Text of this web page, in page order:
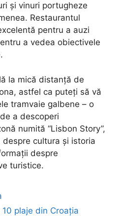
și vinuri portugheze
Restaurantul
pentru a auzi
a vedea obiectivele
la mică distanță de
astfel ca puteți să vă
tramvaie galbene – o
a descoperi
numită “Lisbon Story”,
cultura și istoria
despre
turistice.
plaje din Croația